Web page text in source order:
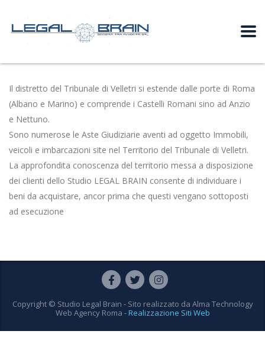
Il distretto del Tribunale di Velletri si estende dalle porte di Roma
(Albano e Marino) e comprende i Castelli Romani sino ad Anzio
e Nettuno.
Sono numerose le Aste Giudiziarie aventi ad oggetto Immobili,
veicoli e imbarcazioni site nel Territorio del Tribunale di Velletri.
La approfondita conoscenza del territorio messa a disposizione
dei clienti dello Studio LEGAL BRAIN consente di individuare i
beni da acquistare, ancor prima che questi vengano sottoposti
ad esecuzione
Copyright © Studio Legal Brain - Sito realizzato da Alma Technology
Web Agency Roma -Realizzazione Siti Web